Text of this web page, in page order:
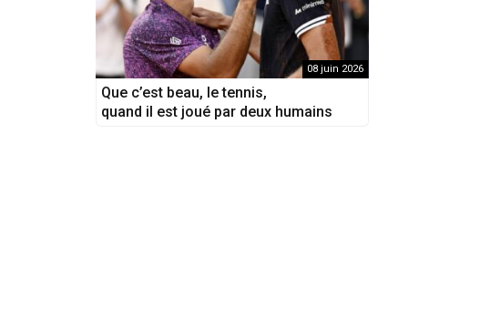
08 juin 2026
Que c’est beau, le tennis,
quand il est joué par deux humains